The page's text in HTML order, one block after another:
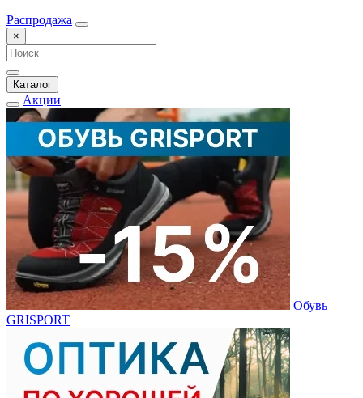
Распродажа
×
Каталог
Акции
Обувь
GRISPORT